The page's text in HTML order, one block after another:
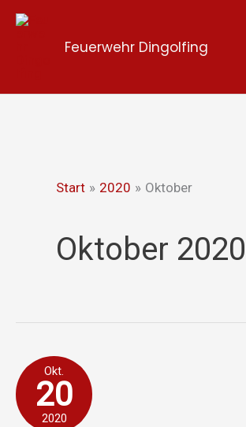
Zum
Feuerwehr Dingolfing
Start 2020 Oktober
Oktober 2020
Okt.
20
2020
gemeldete
Rauchentwicklung